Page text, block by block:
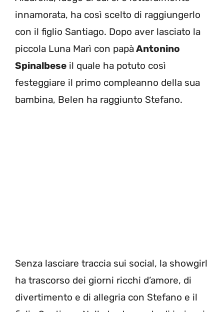
innamorata, ha così scelto di raggiungerlo
con il figlio Santiago. Dopo aver lasciato la
piccola Luna Marì con papàAntonino
Spinalbese il quale ha potuto così
festeggiare il primo compleanno della sua
bambina, Belen ha raggiunto Stefano.
Senza lasciare traccia sui social, la showgirl
ha trascorso dei giorni ricchi d’amore, di
divertimento e di allegria con Stefano e il